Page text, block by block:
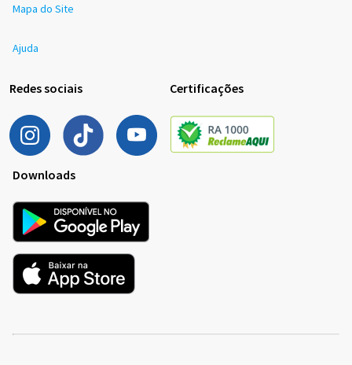
Mapa do Site
Ajuda
Redes sociais Certificações
Downloads